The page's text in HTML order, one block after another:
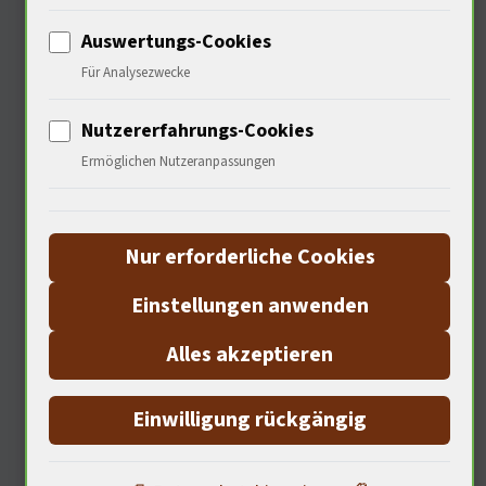
Philosophische Überlegungen
zu Kriminalität und Moral
Die Antwort ist vielschichtig. In
meinerbetone ich die Notwendigkeit
Auswertungs-Cookies
Für Analysezwecke
Nutzererfahrungs-Cookies
Ermöglichen Nutzeranpassungen
Nur erforderliche Cookies
Einstellungen anwenden
Alles akzeptieren
Einwilligung rückgängig